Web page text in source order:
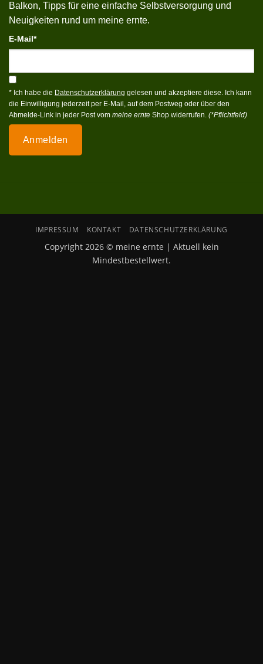
Balkon, Tipps für eine einfache Selbstversorgung und
Neuigkeiten rund um meine ernte.
E-Mail*
* Ich habe die Datenschutzerklärung gelesen und akzeptiere diese. Ich kann
die Einwilligung jederzeit per E-Mail, auf dem Postweg oder über den
Abmelde-Link in jeder Post vom meine ernte Shop widerrufen. (*Pflichtfeld)
Anmelden
IMPRESSUM KONTAKT DATENSCHUTZERKLÄRUNG
Copyright 2026 © meine ernte | Aktuell kein
Mindestbestellwert.